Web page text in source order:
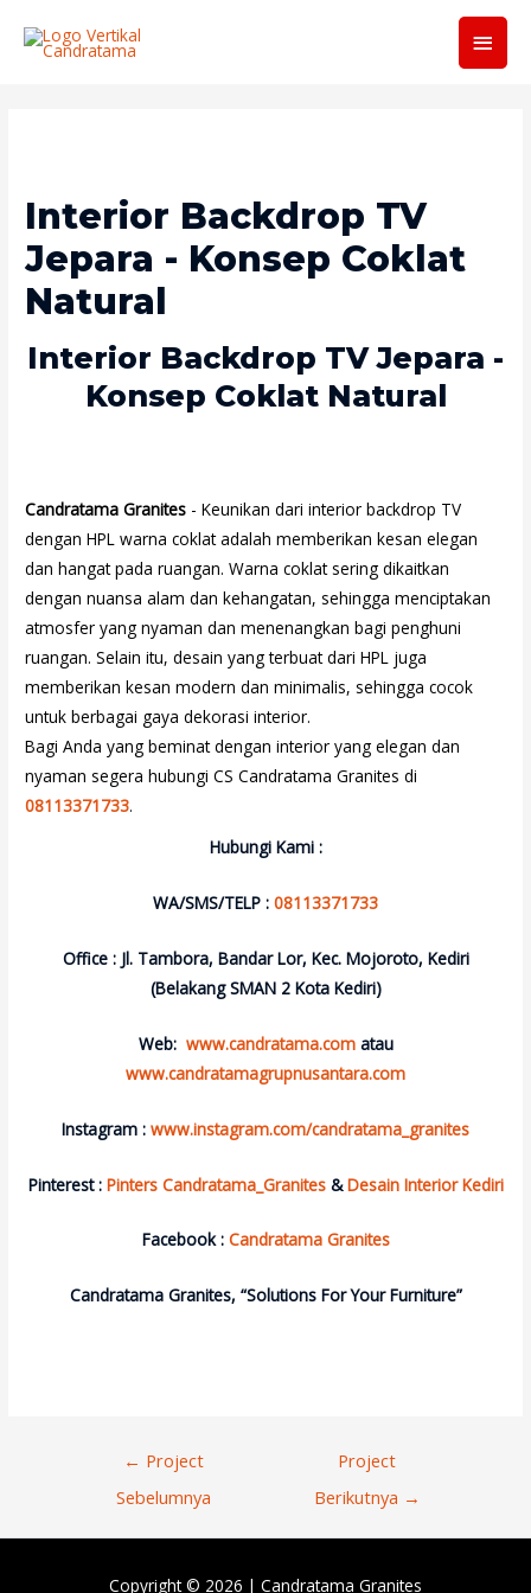
Interior Backdrop TV
Jepara - Konsep Coklat
Natural
Interior Backdrop TV Jepara -
Konsep Coklat Natural
Candratama Granites - Keunikan dari interior backdrop TV
dengan HPL warna coklat adalah memberikan kesan elegan
dan hangat pada ruangan. Warna coklat sering dikaitkan
dengan nuansa alam dan kehangatan, sehingga menciptakan
atmosfer yang nyaman dan menenangkan bagi penghuni
ruangan. Selain itu, desain yang terbuat dari HPL juga
memberikan kesan modern dan minimalis, sehingga cocok
untuk berbagai gaya dekorasi interior.
Bagi Anda yang beminat dengan interior yang elegan dan
nyaman segera hubungi CS Candratama Granites di
08113371733.
Hubungi Kami :
WA/SMS/TELP : 08113371733
Office : Jl. Tambora, Bandar Lor, Kec. Mojoroto, Kediri
(Belakang SMAN 2 Kota Kediri)
Web: www.candratama.com atau
www.candratamagrupnusantara.com
Instagram : www.instagram.com/candratama_granites
Pinterest : Pinters Candratama_Granites &Desain Interior Kediri
Facebook : Candratama Granites
Candratama Granites, “Solutions For Your Furniture”
Navigasi
Pos
← Project
Sebelumnya
Project
Berikutnya →
Copyright © 2026 | Candratama Granites